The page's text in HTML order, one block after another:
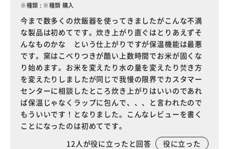
※種類 : ※種類 購入
今まで数多くの炊飯器を使ってきましたがこんな不満
な製品は初めてです。炊き上がり直ぐはとりあえずそ
んなものかな という仕上がりですが保温機能は最悪
です。窯はこべりつきが酷い上数時間でお米が固くな
り始めます。お米を変えたり水の量を変えたり焚き方
を変えたりしましたが同じで我慢の限界でカスタマー
センターに相談したところ炊き上がりはいいのであれ
ば保温じゃなくラップに包んで、、、と言われたので
もういいです！となりました。こんなレビューを書く
ことになったのは初めてです。
12人が役に立ったと回答 役に立った